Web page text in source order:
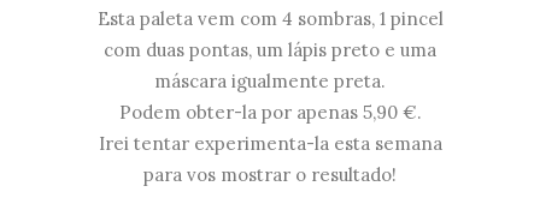
Esta paleta vem com 4 sombras, 1 pincel
com duas pontas, um lápis preto e uma
máscara igualmente preta.
Podem obter-la por apenas 5,90 €.
Irei tentar experimenta-la esta semana
para vos mostrar o resultado!